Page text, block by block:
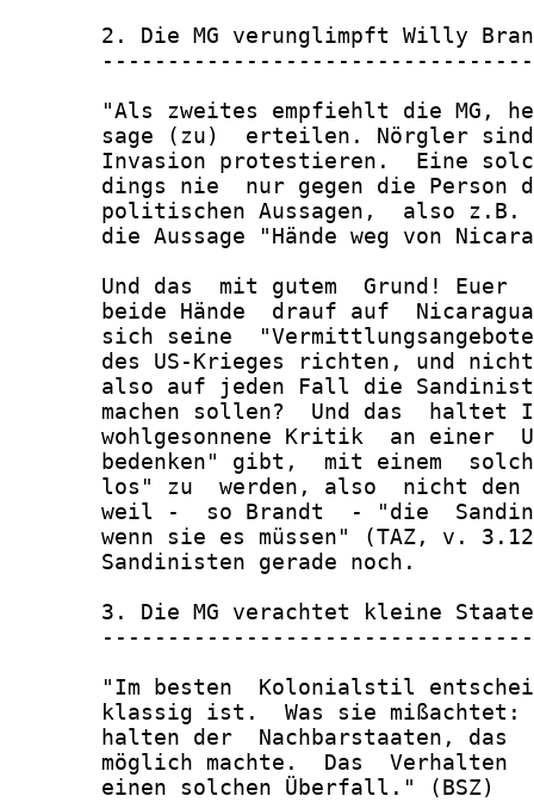
2. Die MG verunglimpft Willy
"Als zweites empfiehlt die MG,
sage (zu)  erteilen. Nörgler
Invasion protestieren.  Eine
dings nie  nur gegen die Person
politischen Aussagen,  also
die Aussage "Hände weg von
Und das  mit gutem  Grund! Euer
beide Hände  drauf auf
sich seine
des US-Krieges richten, und
also auf jeden Fall die
machen sollen?  Und das  haltet
wohlgesonnene Kritik  an einer
bedenken" gibt,  mit einem
los" zu  werden, also  nicht
weil -  so Brandt  - "die
wenn sie es müssen" (TAZ, v.
       Sandinisten gerade noch.
3. Die MG verachtet kleine
"Im besten  Kolonialstil
klassig ist.  Was sie
halten der  Nachbarstaaten, das
möglich machte.  Das  Verhalten
       einen solchen Überfall." (BSZ)